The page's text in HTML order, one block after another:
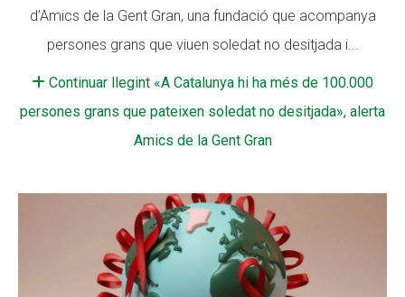
d’Amics de la Gent Gran, una fundació que acompanya
persones grans que viuen soledat no desitjada i...
Continuar llegint «A Catalunya hi ha més de 100.000
persones grans que pateixen soledat no desitjada», alerta
Amics de la Gent Gran